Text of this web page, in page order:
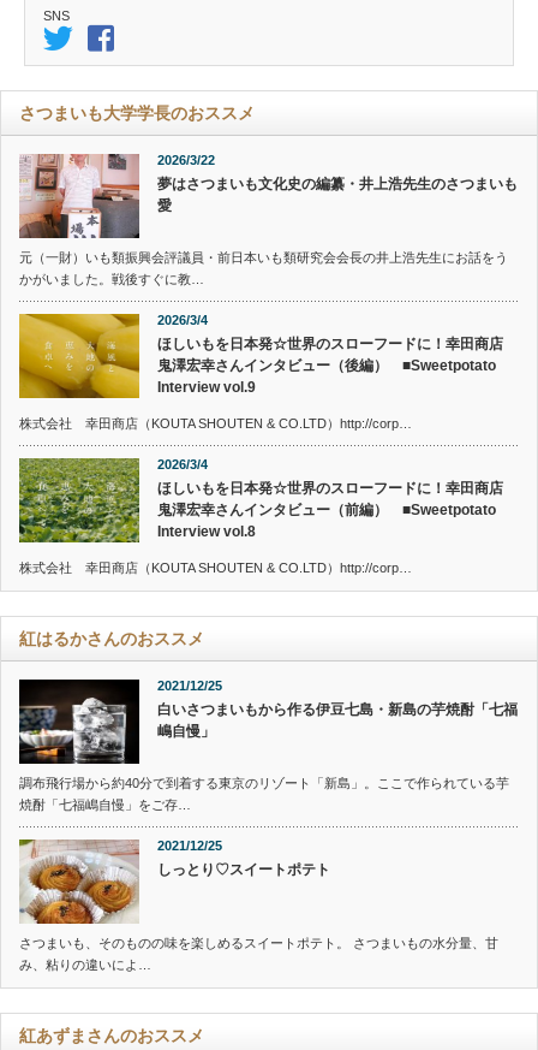
SNS
さつまいも大学学長のおススメ
2026/3/22
夢はさつまいも文化史の編纂・井上浩先生のさつまいも
愛
元（一財）いも類振興会評議員・前日本いも類研究会会長の井上浩先生にお話をう
かがいました。戦後すぐに教…
2026/3/4
ほしいもを日本発☆世界のスローフードに！幸田商店
鬼澤宏幸さんインタビュー（後編） ■Sweetpotato
Interview vol.9
株式会社 幸田商店（KOUTA SHOUTEN & CO.LTD）http://corp…
2026/3/4
ほしいもを日本発☆世界のスローフードに！幸田商店
鬼澤宏幸さんインタビュー（前編） ■Sweetpotato
Interview vol.8
株式会社 幸田商店（KOUTA SHOUTEN & CO.LTD）http://corp…
紅はるかさんのおススメ
2021/12/25
白いさつまいもから作る伊豆七島・新島の芋焼酎「七福
嶋自慢」
調布飛行場から約40分で到着する東京のリゾート「新島」。ここで作られている芋
焼酎「七福嶋自慢」をご存…
2021/12/25
しっとり♡スイートポテト
さつまいも、そのものの味を楽しめるスイートポテト。 さつまいもの水分量、甘
み、粘りの違いによ…
紅あずまさんのおススメ